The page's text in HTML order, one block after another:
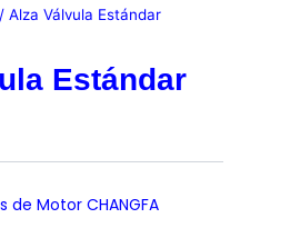
Alza Válvula Estándar
Estándar
de Motor CHANGFA